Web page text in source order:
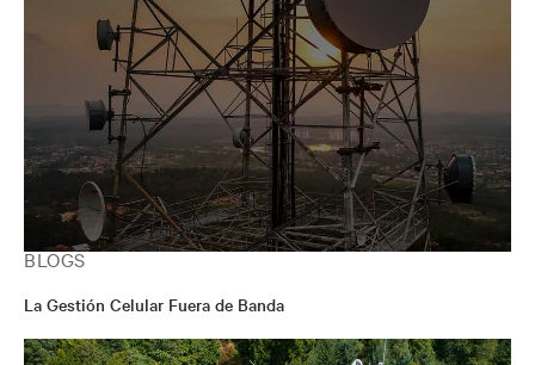
BLOGS
La Gestión Celular Fuera de Banda